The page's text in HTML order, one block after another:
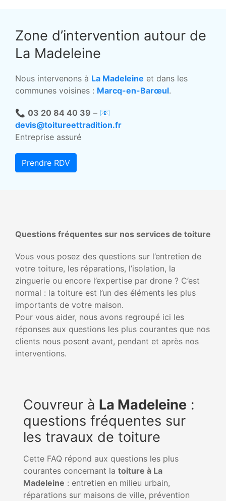
Zone d’intervention autour de
La Madeleine
Nous intervenons à La Madeleine et dans les
communes voisines : Marcq-en-Barœul.
📞 03 20 84 40 39 – 📧
devis@toitureettradition.fr
Entreprise assuré
Prendre RDV
Questions fréquentes sur nos services de toiture
Vous vous posez des questions sur l’entretien de
votre toiture, les réparations, l’isolation, la
zinguerie ou encore l’expertise par drone ? C’est
normal : la toiture est l’un des éléments les plus
importants de votre maison.
Pour vous aider, nous avons regroupé ici les
réponses aux questions les plus courantes que nos
clients nous posent avant, pendant et après nos
interventions.
Couvreur à La Madeleine :
questions fréquentes sur
les travaux de toiture
Cette FAQ répond aux questions les plus
courantes concernant la toiture à La
Madeleine : entretien en milieu urbain,
réparations sur maisons de ville, prévention